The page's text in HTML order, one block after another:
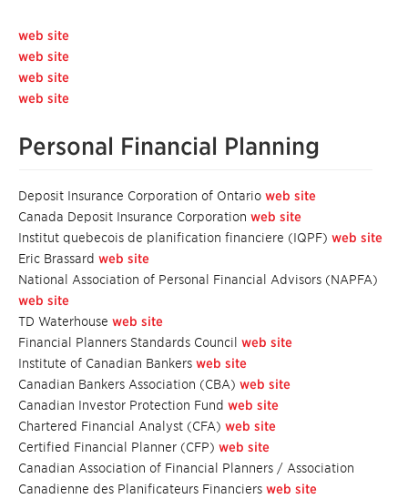
web site
web site
web site
web site
Personal Financial Planning
Deposit Insurance Corporation of Ontario web site
Canada Deposit Insurance Corporation web site
Institut quebecois de planification financiere (IQPF) web site
Eric Brassard web site
National Association of Personal Financial Advisors (NAPFA)
web site
TD Waterhouse web site
Financial Planners Standards Council web site
Institute of Canadian Bankers web site
Canadian Bankers Association (CBA) web site
Canadian Investor Protection Fund web site
Chartered Financial Analyst (CFA) web site
Certified Financial Planner (CFP) web site
Canadian Association of Financial Planners / Association
Canadienne des Planificateurs Financiers web site